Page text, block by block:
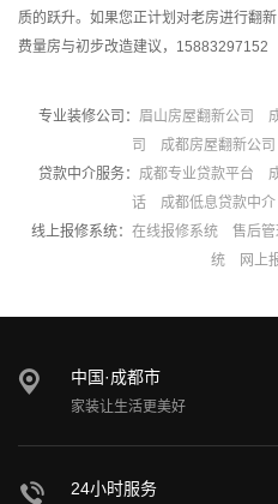
质的跃升。如果您正计划对老房进行翻
费量房与初步改造建议，15883297152
专业装修公司： 眉山房屋翻新公司
司
成都房屋翻新公司
贷款中介服务： 成都专业贷款平台
话
成都低息贷款中介
线上报修系统： 在线报修系统 售后
统
网上
中国·成都市
家装让生活更美好
24小时服务